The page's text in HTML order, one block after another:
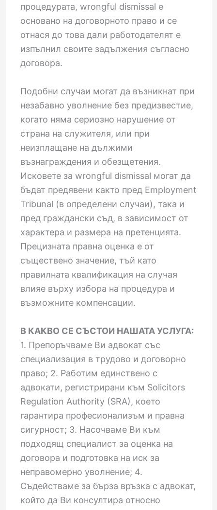
процедурата, wrongful dismissal е
основано на договорното право и се
отнася до това дали работодателят е
изпълнил своите задължения съгласно
договора.
Подобни случаи могат да възникнат при
незабавно уволнение без предизвестие,
когато няма сериозно нарушение от
страна на служителя, или при
неизплащане на дължими
възнаграждения и обезщетения.
Исковете за wrongful dismissal могат да
бъдат предявени както пред Employment
Tribunal (в определени случаи), така и
пред граждански съд, в зависимост от
характера и размера на претенцията.
Прецизната правна оценка е от
съществено значение, тъй като
правилната квалификация на случая
влияе върху избора на процедура и
възможните компенсации.
В КАКВО СЕ СЪСТОИ НАШАТА УСЛУГА:
1. Препоръчваме Ви адвокат със
специализация в трудово и договорно
право; 2. Работим единствено с
адвокати, регистрирани към Solicitors
Regulation Authority (SRA), което
гарантира професионализъм и правна
сигурност; 3. Насочваме Ви към
подходящ специалист за оценка на
договора и подготовка на иск за
неправомерно уволнение; 4.
Съдействаме за бърза връзка с адвокат,
който да Ви консултира относно